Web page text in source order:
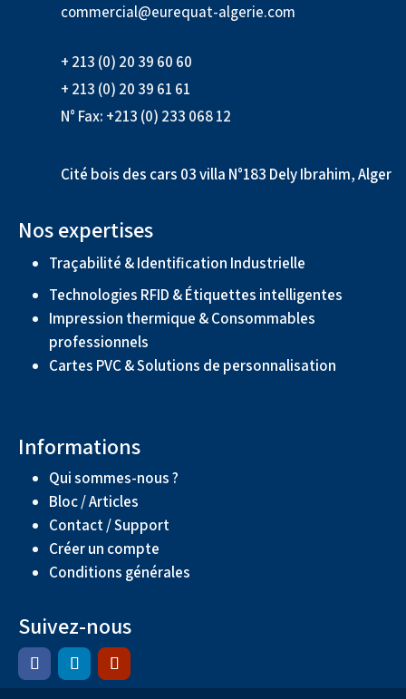
commercial@eurequat-algerie.com
+ 213 (0) 20 39 60 60
+ 213 (0) 20 39 61 61
N° Fax: +213 (0) 233 068 12
Cité bois des cars 03 villa N°183 Dely Ibrahim, Alger
Nos expertises
Traçabilité & Identification Industrielle
Technologies RFID & Étiquettes intelligentes
Impression thermique & Consommables
professionnels
Cartes PVC & Solutions de personnalisation
Informations
Qui sommes-nous ?
Bloc / Articles
Contact / Support
Créer un compte
Conditions générales
Suivez-nous